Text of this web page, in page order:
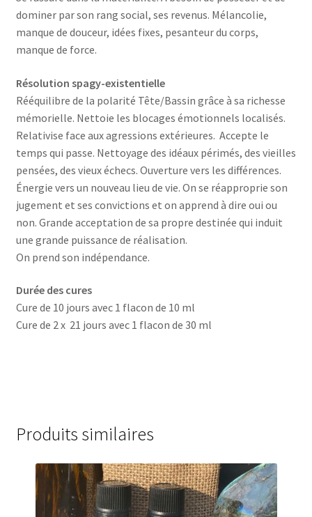
dominer par son rang social, ses revenus. Mélancolie,
manque de douceur, idées fixes, pesanteur du corps,
manque de force.
Résolution spagy-existentielle
Rééquilibre de la polarité Tête/Bassin grâce à sa richesse
mémorielle. Nettoie les blocages émotionnels localisés.
Relativise face aux agressions extérieures. Accepte le
temps qui passe. Nettoyage des idéaux périmés, des vieilles
pensées, des vieux échecs. Ouverture vers les différences.
Énergie vers un nouveau lieu de vie. On se réapproprie son
jugement et ses convictions et on apprend à dire oui ou
non. Grande acceptation de sa propre destinée qui induit
une grande puissance de réalisation.
On prend son indépendance.
Durée des cures
Cure de 10 jours avec 1 flacon de 10 ml
Cure de 2 x 21 jours avec 1 flacon de 30 ml
Produits similaires